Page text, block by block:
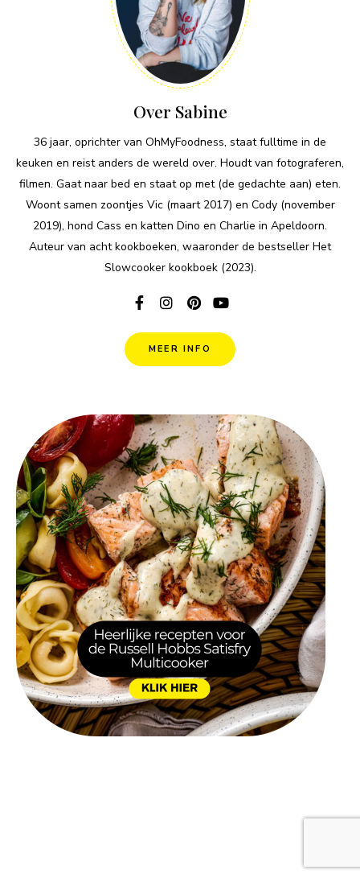
Over Sabine
36 jaar, oprichter van OhMyFoodness, staat fulltime in de
keuken en reist anders de wereld over. Houdt van fotograferen,
filmen. Gaat naar bed en staat op met (de gedachte aan) eten.
Woont samen zoontjes Vic (maart 2017) en Cody (november
2019), hond Cass en katten Dino en Charlie in Apeldoorn.
Auteur van acht kookboeken, waaronder de bestseller Het
Slowcooker kookboek (2023).
MEER INFO